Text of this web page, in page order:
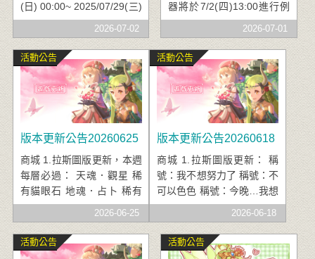
(日) 00:00~ 2025/07/29(三)
23:59，神子們快盡情狩獵
魔物吧！ 商城 1.元氣商
城、紅利舖上架：拉斯神裔
禮盒、水晶交響曲禮盒 2.
拉斯圖版限時加碼：第四~
七層拉斯水晶碎片堆疊2
倍、敬請神子們把握機會
唷！ 3.拉斯圖版品項更新：
核心聖痕‧天魔之怒 聖能秘
石‧白金之鑽 (攻擊型) 遠古
武器附魔‧黑
2026-07-02
器將於7/2(四)13:00進行例
行維護。 預計開機時間為下
午16:00點，若有變動將會
再另行公告， 造成不便之
處，敬請見諒。 傳奇網路遊
戲公司，感謝您的支持與愛
護。
2026-07-01
版本更新公告20260625
商城 1.拉斯圖版更新，本週
每層必過： 天魂．觀星 稀
有貓眼石 地魂．占卜 稀有
孔雀石 命魂．預言 稀有琥
珀 手染髮型．御殿貓妖(女)
稀有紅玉髓 手染服飾．御殿
貓妖(女) 稀有祖母綠 災厄神
2026-06-25
活動公告
版本更新公告20260618
商城 1.拉斯圖版更新： 稱
號：我不想努力了 稱號：不
可以色色 稱號：今晚…我想
來點 日陽．微光鯨魚 冰
晶．微光鯨魚 幽夢．微光鯨
魚 永恆敏捷晶魄‧四階 永
恆信仰晶魄‧四階 永恆體質
2026-06-18
活動公告
活動公告 活動公告